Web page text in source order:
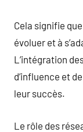
Cela signifie
évoluer et à
L’intégration
d’influence et
leur succès.
Le rôle des